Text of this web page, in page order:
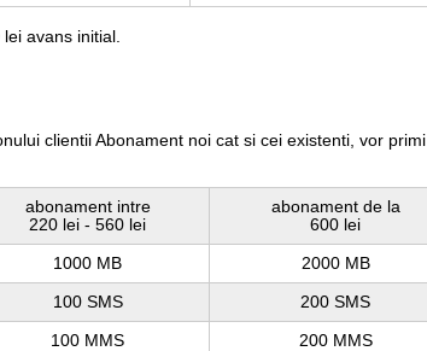
avans initial.
clientii Abonament noi cat si cei existenti, vor primi
abonament intre
220 lei - 560 lei
abonament de la
600 lei
1000 MB
2000 MB
100 SMS
200 SMS
100 MMS
200 MMS